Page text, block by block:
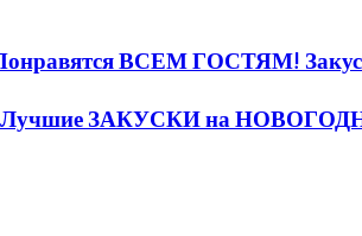
ВСЕМ ГОСТЯМ!
ЗАКУСКИ на